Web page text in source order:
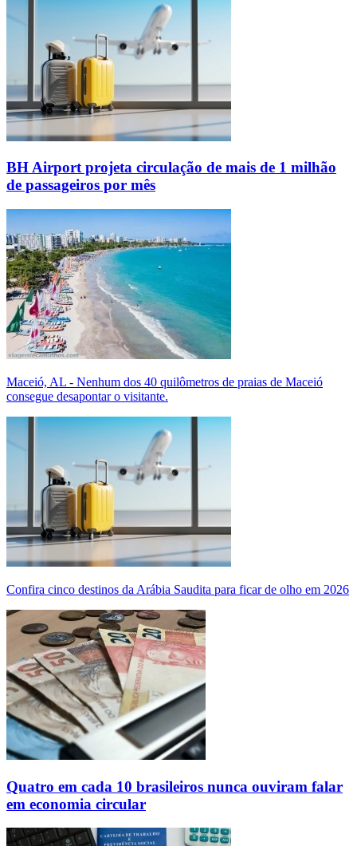
BH Airport projeta circulação de mais de 1 milhão
de passageiros por mês
Maceió, AL - Nenhum dos 40 quilômetros de praias de Maceió
consegue desapontar o visitante.
Confira cinco destinos da Arábia Saudita para ficar de olho em 2026
Quatro em cada 10 brasileiros nunca ouviram falar
em economia circular